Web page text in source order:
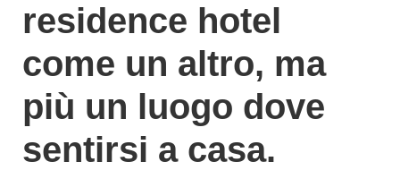
residence hotel
come un altro, ma
più un luogo dove
sentirsi a casa.